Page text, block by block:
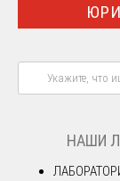
НАШИ